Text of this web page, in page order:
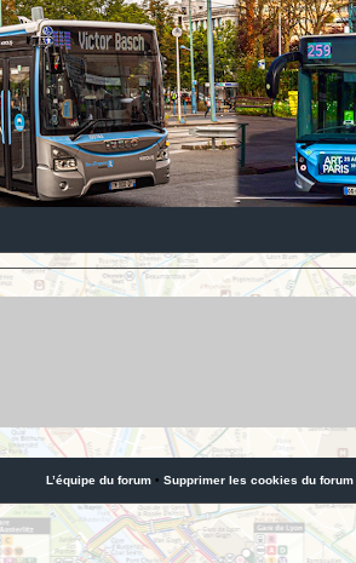
L’équipe du forum • Supprimer les cookies du forum